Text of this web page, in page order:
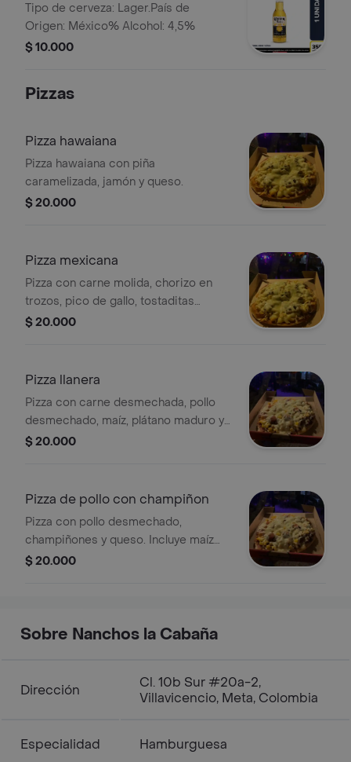
Tipo de cerveza: Lager.País de
Origen: México% Alcohol: 4,5%
$ 10.000
Pizzas
Pizza hawaiana
Pizza hawaiana con piña
caramelizada, jamón y queso.
$ 20.000
Pizza mexicana
Pizza con carne molida, chorizo en
trozos, pico de gallo, tostaditas
trituradas y queso derretido.
$ 20.000
Pizza llanera
Pizza con carne desmechada, pollo
desmechado, maíz, plátano maduro y
queso.
$ 20.000
Pizza de pollo con champiñon
Pizza con pollo desmechado,
champiñones y queso. Incluye maíz
visible.
$ 20.000
Sobre Nanchos la Cabaña
Dirección
Cl. 10b Sur #20a-2,
Villavicencio, Meta, Colombia
Especialidad Hamburguesa